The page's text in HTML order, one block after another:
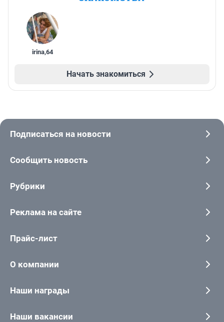
irina,64
Начать знакомиться
Подписаться на новости
Сообщить новость
Рубрики
Реклама на сайте
Прайс-лист
О компании
Наши награды
Наши вакансии